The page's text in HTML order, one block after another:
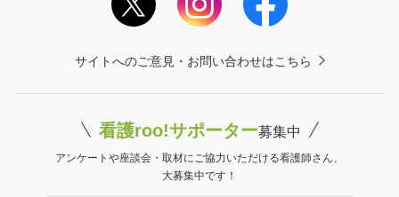
サイトへのご意見・お問い合わせはこちら
看護roo!サポーター募集中
アンケートや座談会・取材にご協力いただける看護師さん、
大募集中です！